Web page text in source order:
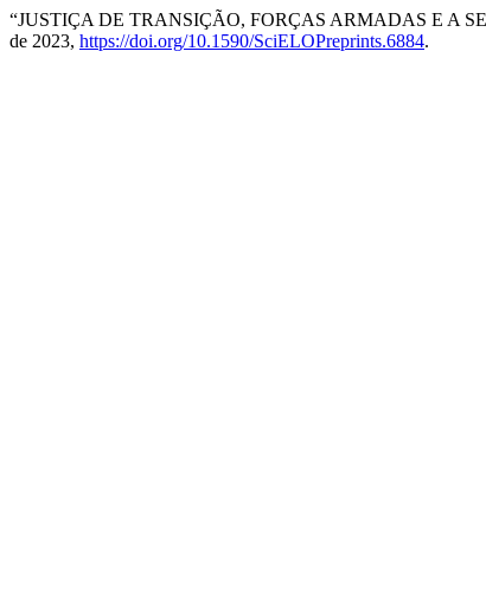
“JUSTIÇA DE TRANSIÇÃO, FORÇAS ARMADAS E A
de 2023, https://doi.org/10.1590/SciELOPreprints.6884.